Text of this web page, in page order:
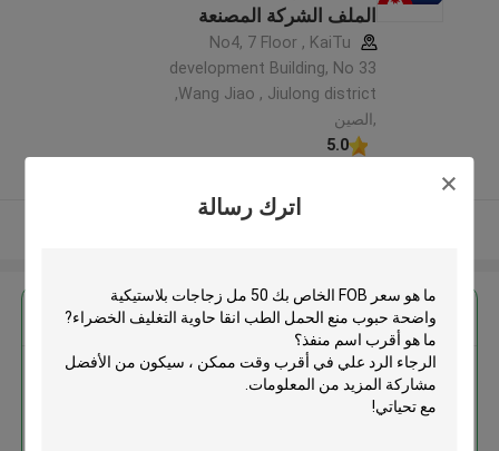
اترك رسالة
الملف الشركة المصنعة
No4, 7 Floor , KaiTu
development Building, No 33
,Wang Jiao , Jiulong district
,الصين
5.0
احصل على افضل سعر ل
50 مل زجاجات بلاستيكية واضحة